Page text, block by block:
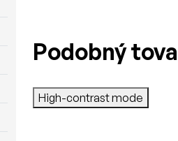
Podobný
High-contrast mode